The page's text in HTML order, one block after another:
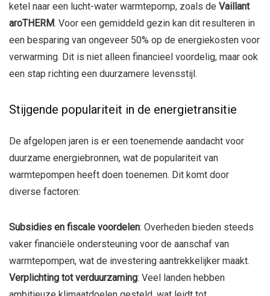
ketel naar een lucht-water warmtepomp, zoals de Vaillant
aroTHERM. Voor een gemiddeld gezin kan dit resulteren in
een besparing van ongeveer 50% op de energiekosten voor
verwarming. Dit is niet alleen financieel voordelig, maar ook
een stap richting een duurzamere levensstijl.
Stijgende populariteit in de energietransitie
De afgelopen jaren is er een toenemende aandacht voor
duurzame energiebronnen, wat de populariteit van
warmtepompen heeft doen toenemen. Dit komt door
diverse factoren:
Subsidies en fiscale voordelen: Overheden bieden steeds
vaker financiële ondersteuning voor de aanschaf van
warmtepompen, wat de investering aantrekkelijker maakt.
Verplichting tot verduurzaming: Veel landen hebben